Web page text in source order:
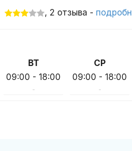
, 2 отзыва -
ВТ
09:00 - 18:00
-
СР
09:00 - 18:00
-